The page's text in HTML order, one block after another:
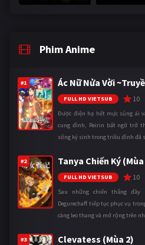
Phim Anime
#1 Ác Nữ Nửa Vời
FULL HD VIETSUB 10
Được điện hạ hết mực sủng ái
cung đình, Reirin bất ngờ trở
sống ký sinh trong triều đình đã
#2 Tanya Chiến Ký
FULL HD VIETSUB 10
Sau những chiến thắng đầy
Degurechaff tiếp tục phục vụ
càng leo thang và mở rộng trên
#3 Clevatess (Mùa 2)